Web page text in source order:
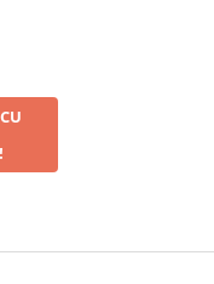
CU